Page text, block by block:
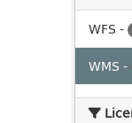
WFS -
WMS -